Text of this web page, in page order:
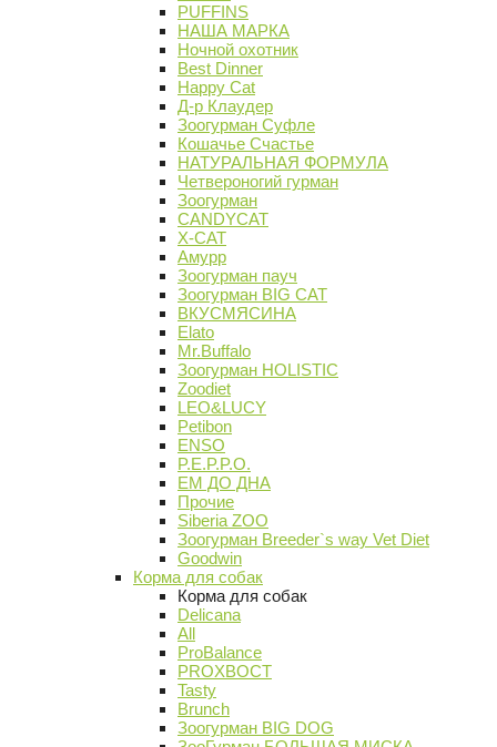
PUFFINS
НАША МАРКА
Ночной охотник
Best Dinner
Happy Cat
Д-р Клаудер
Зоогурман Суфле
Кошачье Счастье
НАТУРАЛЬНАЯ ФОРМУЛА
Четвероногий гурман
Зоогурман
CANDYCAT
X-CAT
Амурр
Зоогурман пауч
Зоогурман BIG CAT
ВКУСМЯСИНА
Elato
Mr.Buffalo
Зоогурман HOLISTIC
Zoodiet
LEO&LUCY
Petibon
ENSO
P.E.P.P.O.
ЕМ ДО ДНА
Прочие
Siberia ZOO
Зоогурман Breeder`s way Vet Diet
Goodwin
Корма для собак
Корма для собак
Delicana
All
ProBalance
PROХВОСТ
Tasty
Brunch
Зоогурман BIG DOG